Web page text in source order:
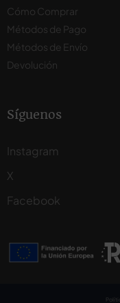
Cómo Comprar
Métodos de Pago
Métodos de Envío
Devolución
Síguenos
Instagram
X
Facebook